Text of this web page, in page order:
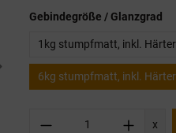
Gebindegröße / Glanzgrad
1kg stumpfmatt, inkl. Härter
6kg stumpfmatt, inkl. Härter
Produkt x